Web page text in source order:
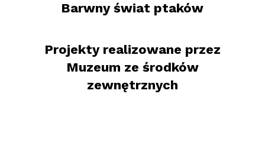
Barwny świat ptaków
Projekty realizowane przez
Muzeum ze środków
zewnętrznych